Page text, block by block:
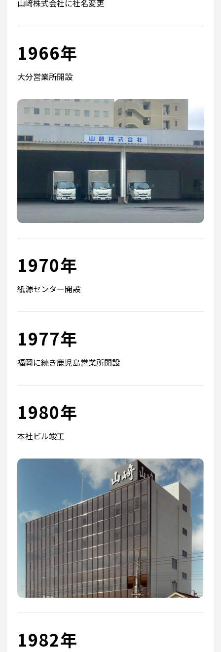
山﨑株式会社に社名変更
1966年
大分営業所開設
1970年
紙源センター開設
1977年
福岡に続き鹿児島営業所開設
1980年
本社ビル竣工
1982年